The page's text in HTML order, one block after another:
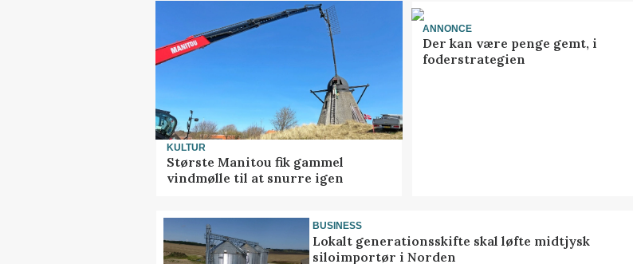
KULTUR
Største Manitou fik gammel
vindmølle til at snurre igen
ANNONCE
Der kan være penge gemt, i
foderstrategien
BUSINESS
Lokalt generationsskifte skal løfte midtjysk
siloimportør i Norden